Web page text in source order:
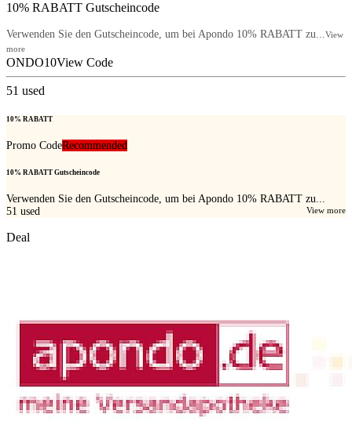
10% RABATT Gutscheincode
Verwenden Sie den Gutscheincode, um bei Apondo 10% RABATT zu...View
more
ONDO10View Code
51 used
10% RABATT
Promo CodeRecommended
10% RABATT Gutscheincode
Verwenden Sie den Gutscheincode, um bei Apondo 10% RABATT zu...
View more
51 used
Deal